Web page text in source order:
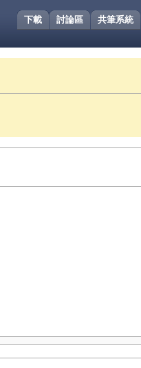
共筆系統
討論區
下載